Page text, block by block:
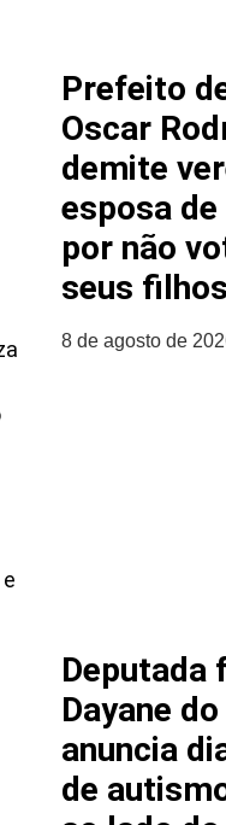
Prefeito
Oscar
demite
esposa
por não
seus filhos
8 de agosto de
Deputada
Dayane
anuncia
de